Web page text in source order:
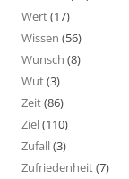
Wert(17)
Wissen (56)
Wunsch (8)
Wut(3)
Zeit(86)
Ziel(110)
Zufall(3)
Zufriedenheit(7)